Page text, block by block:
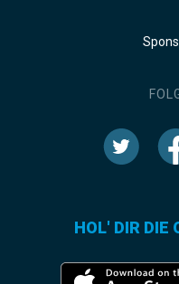
HOL' DIR DIE